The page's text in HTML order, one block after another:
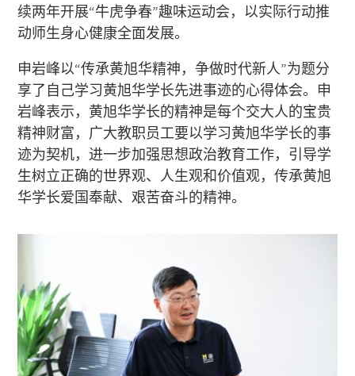
续两年开展“牛虎争春”趣味运动会，以实际行动推
动师生身心健康全面发展。
申岩峰以“传承黄旭华精神，争做时代新人”为题分
享了自己学习黄旭华学长先进事迹的心得体会。申
岩峰表示，黄旭华学长的精神是每个交大人的宝贵
精神财富，广大教职员工要以学习黄旭华学长的事
迹为契机，进一步加强思想政治教育工作，引导学
生树立正确的世界观、人生观和价值观，传承黄旭
华学长爱国奉献、艰苦奋斗的精神。